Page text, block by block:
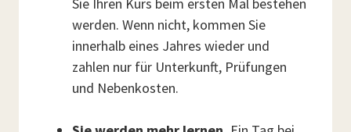
werden. Wenn nicht, kommen Sie
innerhalb eines Jahres wieder und
zahlen nur für Unterkunft, Prüfungen
und Nebenkosten.